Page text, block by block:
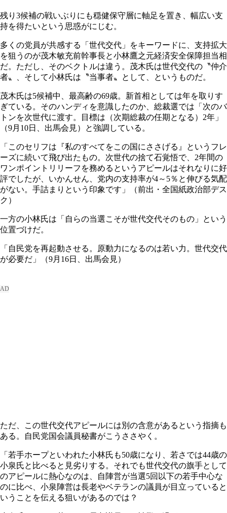
残り3候補の戦いぶりにも穏健保守層に軸足を置き、幅広い支
持を得たいという思惑がにじむ。
多くの党員が共感する「世代交代」をキーワードに、支持拡大
を狙うのが茂木敏充前幹事長と小林鷹之元経済安全保障担当相
だ。ただし、そのベクトルは違う。茂木氏は世代交代の〝仲介
者〟、そして小林氏は〝当事者〟として、というものだ。
茂木氏は5候補中、最高齢の69歳。新首相としては年を取りす
ぎている。そのハンディを意識したのか、総裁選では「次のバ
トンを次世代に渡す。目標は（次期総裁の任期となる）2年」
（9月10日、出馬会見）と強調している。
「このセリフは『私のすべてをこの国にささげる』というフレ
ーズに続いて飛び出たもの。次世代の捨て石覚悟で、2年間の
ワンポイントリリーフを務めるというアピールはそれなりに好
評でしたが、いかんせん、党内の支持率が4～5％と伸びる気配
がない。手詰まりという印象です」（前出・全国紙政治部デス
ク）
一方の小林氏は「自らの当選こそが世代交代そのもの」という
位置づけだ。
「自民党を再起動させる。原動力になるのは若い力。世代交代
が必要だ」（9月16日、出馬会見）
ただ、この世代交代アピールには別の含意があるという指摘も
ある。自民党国会議員秘書がこうささやく。
「若手ホープといわれた小林氏も50歳になり、若さでは44歳の
小泉氏と比べると見劣りする。それでも世代交代の旗手として
のアピールに熱心なのは、自陣営が当選5回以下の若手中心な
のに比べ、小泉陣営は長老やベテランの議員が目立っていると
いうことを伝える狙いがあるのでは？